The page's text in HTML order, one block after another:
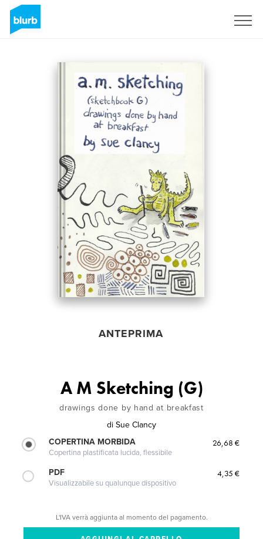
ANTEPRIMA
A M Sketching (G)
drawings done by hand at breakfast
di Sue Clancy
COPERTINA MORBIDA
Copertina plastificata lucida, flessibile
26,68 €
PDF
Visualizzabile su qualunque dispositivo
4,35 €
L'IVA verrà aggiunta al momento del pagamento.